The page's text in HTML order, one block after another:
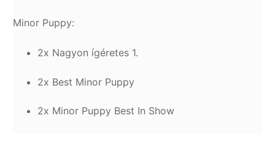
Minor Puppy:
2x Nagyon ígéretes 1.
2x Best Minor Puppy
2x Minor Puppy Best In Show